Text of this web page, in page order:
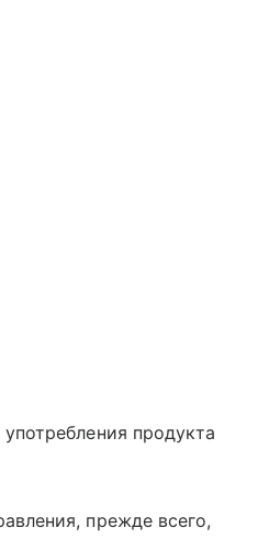
продукта
прежде всего,